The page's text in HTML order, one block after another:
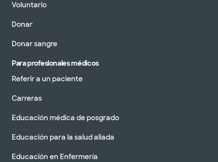
Voluntario
Donar
Donar sangre
Para profesionales médicos
Referir a un paciente
Carreras
Educación médica de posgrado
Educación para la salud aliada
Educación en Enfermería